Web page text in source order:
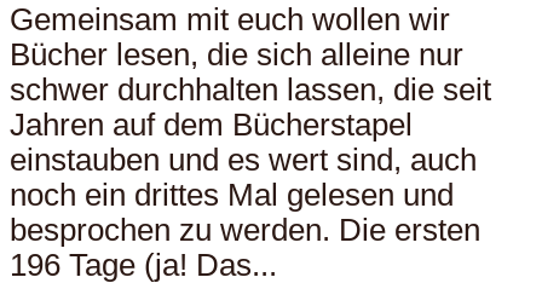
Gemeinsam mit euch wollen wir
Bücher lesen, die sich alleine nur
schwer durchhalten lassen, die seit
Jahren auf dem Bücherstapel
einstauben und es wert sind, auch
noch ein drittes Mal gelesen und
besprochen zu werden. Die ersten
196 Tage (ja! Das...